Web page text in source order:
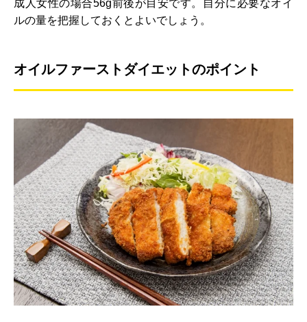
成人女性の場合56g前後が目安です。自分に必要なオイ
ルの量を把握しておくとよいでしょう。
オイルファーストダイエットのポイント